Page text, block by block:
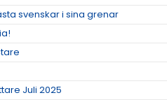
svenskar i sina grenar
Juli 2025